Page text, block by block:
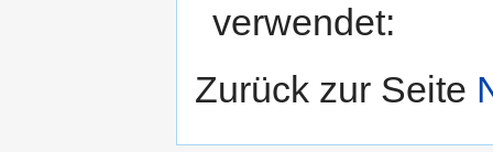
verwendet:
Zurück zur Seite